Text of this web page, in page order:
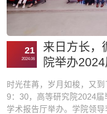
21
2024.06
来日方长
院举办
时光荏苒，岁月如梭，又
9：30，高等研究院2024
学术报告厅举办。学院领